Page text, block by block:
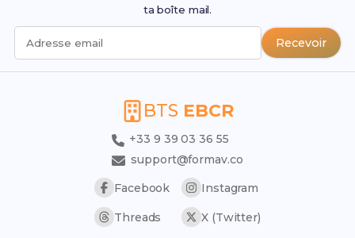
ta boîte mail.
Adresse email Recevoir
BTS EBCR
+33 9 39 03 36 55
support@formav.co
Facebook
Instagram
Threads X (Twitter)